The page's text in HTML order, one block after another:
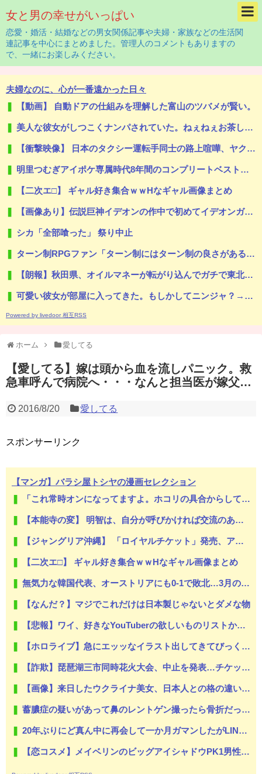
女と男の幸せがいっぱい
恋愛・婚活・結婚などの男女関係記事や夫婦・家族などの生活関
連記事を中心にまとめました。管理人のコメントもありますの
で、一緒にお楽しみください。
夫婦なのに、心が一番遠かった日々
【動画】 自動ドアの仕組みを理解した富山のツバメが賢い。
美人な彼女がしつこくナンパされていた。ねぇねぇお茶しない？ → 彼女、慣れたものです…
【衝撃映像】 日本のタクシー運転手同士の路上喧嘩、ヤクザのようだと海外で話題に
明里つむぎアイポケ専属時代8年間のコンプリートベストが半額セール中！！
【二次エ□】 ギャル好き集合ｗｗHなギャル画像まとめ
【画像あり】伝説巨神イデオンの作中で初めてイデオンガンを使用しその威力を目にした主人公達の反応がこちら…
シカ「全部喰った」 祭り中止
ターン制RPGファン「ターン制にはターン制の良さがあると思います」
【朗報】秋田県、オイルマネーが転がり込んでガチで東北最強へｗｗｗｗｗｗｗｗｗｗｗｗ
可愛い彼女が部屋に入ってきた。もしかしてニンジャ？→スタイリッシュな動きはこちらです…
Powered by livedoor 相互RSS
ホーム 愛してる
【愛してる】嫁は頭から血を流しパニック。救
急車呼んで病院へ・・・なんと担当医が嫁父…
2016/8/20 愛してる
スポンサーリンク
【マンガ】バラシ屋トシヤの漫画セレクション
「これ常時オンになってますよ。ホコリの具合からして、だいぶ長いこと」8年分のガス代の正体…？
【本能寺の変】 明智は、自分が呼びかければ交流のあった家臣はみんな 自分の味方をしてくれるだろうと思っていた
【ジャングリア沖縄】 「ロイヤルチケット」発売、アトラクション優先案内、ソフトドリンク飲み放題、スパ利用、駐車場無料…大人29700円
【二次エ□】 ギャル好き集合ｗｗHなギャル画像まとめ
無気力な韓国代表、オーストリアにも0-1で敗北…3月のAマッチは2敗で終＝韓国の反応
【なんだ？】マジでこれだけは日本製じゃないとダメな物
【悲報】ワイ、好きなYouTuberの欲しいものリストからアロマキャンドルを贈ったのに何のお礼も無い→どうしてやればいい？
【ホロライブ】急にエッッなイラスト出してきてびっくりしたで
【詐欺】琵琶湖三市同時花火大会、中止を発表…チケット代や出店料の返金については明言せず
【画像】来日したウクライナ美女、日本人との格の違いを見せつける
蓄膿症の疑いがあって鼻のレントゲン撮ったら骨折だった。そういや幼稚園の頃顔面着地したことがあったが、 母ちゃん当時気づかなかったのかよ・・・
20年ぶりにど真ん中に再会して一か月ガマンしたがLINEで「たまに二人で昔話ができる友達になろう」的なメッセ送信した。昨日まで既読無視
【恋コスメ】メイベリンのビッグアイシャドウPK1男性からの評判めちゃくちゃ良い。